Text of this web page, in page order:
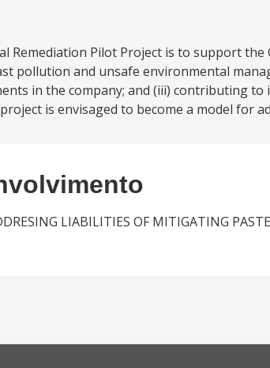
Remediation Pilot Project is to support
pollution and unsafe environmental
in the company; and (iii) contributing
is envisaged to become a model for
LIABILITIES OF MITIGATING